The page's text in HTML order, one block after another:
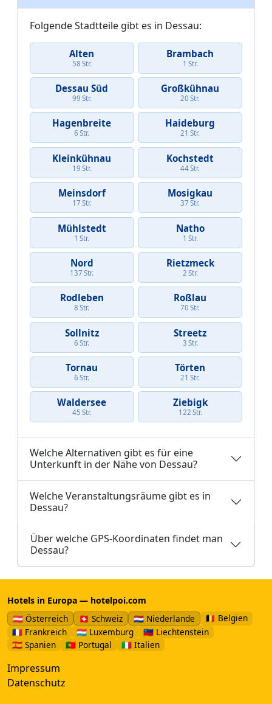
Folgende Stadtteile gibt es in Dessau:
Alten
58 Str.
Brambach
1 Str.
Dessau Süd
99 Str.
Großkühnau
20 Str.
Hagenbreite
6 Str.
Haideburg
21 Str.
Kleinkühnau
19 Str.
Kochstedt
44 Str.
Meinsdorf
17 Str.
Mosigkau
37 Str.
Mühlstedt
1 Str.
Natho
1 Str.
Nord
137 Str.
Rietzmeck
2 Str.
Rodleben
8 Str.
Roßlau
70 Str.
Sollnitz
6 Str.
Streetz
3 Str.
Tornau
6 Str.
Törten
21 Str.
Waldersee
45 Str.
Ziebigk
122 Str.
Welche Alternativen gibt es für eine
Unterkunft in der Nähe von Dessau?
Welche Veranstaltungsräume gibt es in
Dessau?
Über welche GPS-Koordinaten findet man
Dessau?
Hotels in Europa — hotelpoi.com
🇦🇹 Österreich
🇨🇭 Schweiz 🇳🇱 Niederlande
🇧🇪 Belgien
🇫🇷 Frankreich
🇱🇺 Luxemburg
🇱🇮 Liechtenstein
🇪🇸 Spanien
🇵🇹 Portugal 🇮🇹 Italien
Impressum
Datenschutz